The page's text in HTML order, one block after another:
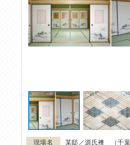
某邸／源氏襖 （千葉